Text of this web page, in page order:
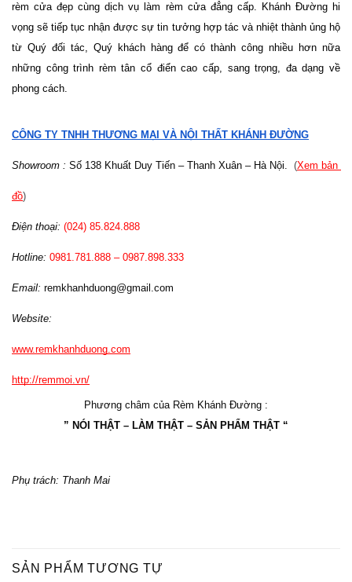
rèm cửa đẹp cùng dịch vụ làm rèm cửa đẳng cấp. Khánh Đường hi
vọng sẽ tiếp tục nhận được sự tin tưởng hợp tác và nhiệt thành ủng hộ
từ Quý đối tác, Quý khách hàng để có thành công nhiều hơn nữa
những công trình rèm tân cổ điển cao cấp, sang trọng, đa dạng về
phong cách.
CÔNG TY TNHH THƯƠNG MẠI VÀ NỘI THẤT KHÁNH ĐƯỜNG
Showroom : Số 138 Khuất Duy Tiến – Thanh Xuân – Hà Nội. (Xem bản
đồ)
Điện thoại: (024) 85.824.888
Hotline: 0981.781.888 – 0987.898.333
Email: remkhanhduong@gmail.com
Website:
www.remkhanhduong.com
http://remmoi.vn/
Phương châm của Rèm Khánh Đường :
” NÓI THẬT – LÀM THẬT – SẢN PHẨM THẬT “
Phụ trách: Thanh Mai
SẢN PHẨM TƯƠNG TỰ